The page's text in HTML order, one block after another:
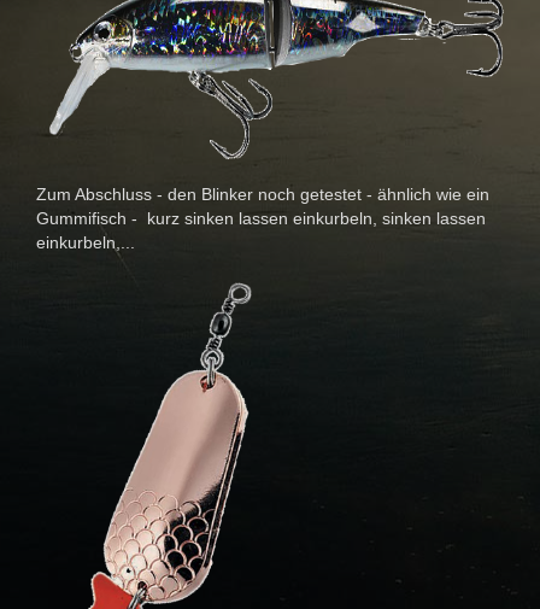
Zum Abschluss - den Blinker noch getestet - ähnlich wie ein
Gummifisch - kurz sinken lassen einkurbeln, sinken lassen
einkurbeln,...